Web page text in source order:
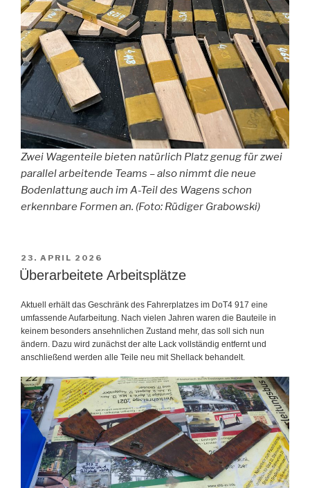
Zwei Wagenteile bieten natürlich Platz genug für zwei
parallel arbeitende Teams – also nimmt die neue
Bodenlattung auch im A-Teil des Wagens schon
erkennbare Formen an. (Foto: Rüdiger Grabowski)
VERÖFFENTLICHT
AM
23. APRIL 2026
Überarbeitete Arbeitsplätze
Aktuell erhält das Geschränk des Fahrerplatzes im DoT4 917 eine
umfassende Aufarbeitung. Nach vielen Jahren waren die Bauteile in
keinem besonders ansehnlichen Zustand mehr, das soll sich nun
ändern. Dazu wird zunächst der alte Lack vollständig entfernt und
anschließend werden alle Teile neu mit Shellack behandelt.